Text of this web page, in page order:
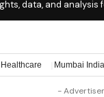
data, and
Healthcare Mumbai
-